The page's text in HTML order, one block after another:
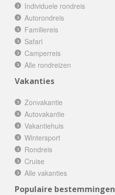
Individuele rondreis
Autorondreis
Familiereis
Safari
Camperreis
Alle rondreizen
Vakanties
Zonvakantie
Autovakantie
Vakantiehuis
Wintersport
Rondreis
Cruise
Alle vakanties
Populaire bestemmingen